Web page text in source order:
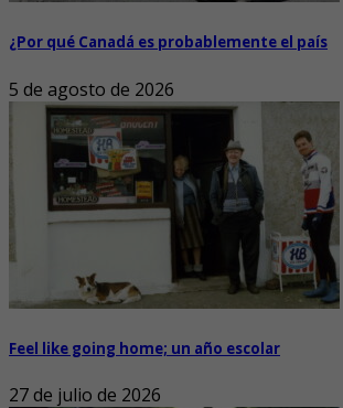
¿Por qué Canadá es probablemente el país
5 de agosto de 2026
Feel like going home; un año escolar
27 de julio de 2026